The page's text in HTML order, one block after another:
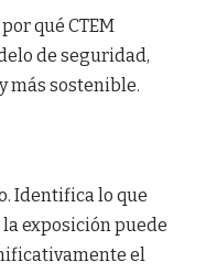
qué CTEM
de seguridad,
más sostenible.
Identifica lo que
exposición puede
el